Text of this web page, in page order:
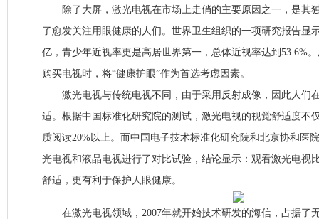
除了大屏，激光电视在市场上走俏的主要原因之一，是其
了愈发关注用眼健康的人们。世界卫生组织的一项研究报告显
亿，青少年近视率更是高居世界第一，总体近视率达到53.6%
购买电视时，将“健康护眼”作为首选考虑因素。
激光电视与传统电视不同，由于采用反射成像，因此人们
适。根据中国标准化研究院的测试，激光电视的视觉舒适度不
质阅读20%以上。而中国电子技术标准化研究院和北京协和医
光电视和液晶电视进行了对比试验，结论显示：观看激光电视
舒适，更有利于保护人眼健康。
在激光电视领域，2007年就开始技术研发的海信，占据了